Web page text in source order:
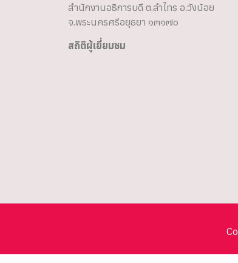
สำนักงานอธิการบดี ต.ลำไทร อ.วังน้อย
จ.พระนครศรีอยุธยา ๑๓๑๗๐
สถิติผู้เยี่ยมชม